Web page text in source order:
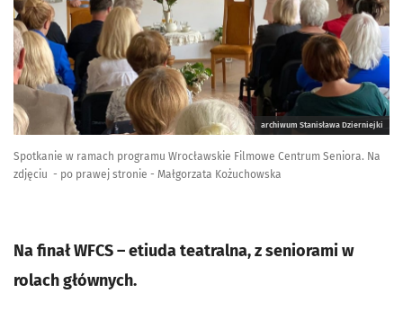
archiwum Stanisława Dzierniejki
Spotkanie w ramach programu Wrocławskie Filmowe Centrum Seniora. Na
zdjęciu - po prawej stronie - Małgorzata Kożuchowska
Na finał WFCS – etiuda teatralna, z seniorami w
rolach głównych.